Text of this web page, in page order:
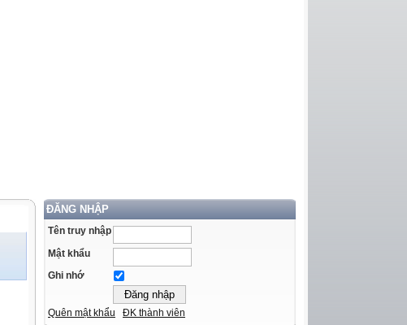
ĐĂNG NHẬP
Tên truy nhập
Mật khẩu
Ghi nhớ
Quên mật khẩu ĐK thành viên